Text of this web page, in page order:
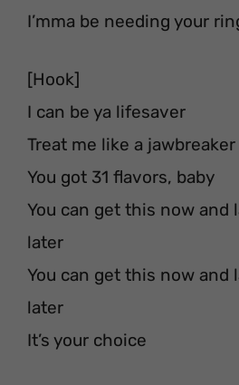
I’mma be needing your
[Hook]
I can be ya lifesaver
Treat me like a jawbreaker
You got 31 flavors, baby
You can get this now and
later
You can get this now and
later
It’s your choice